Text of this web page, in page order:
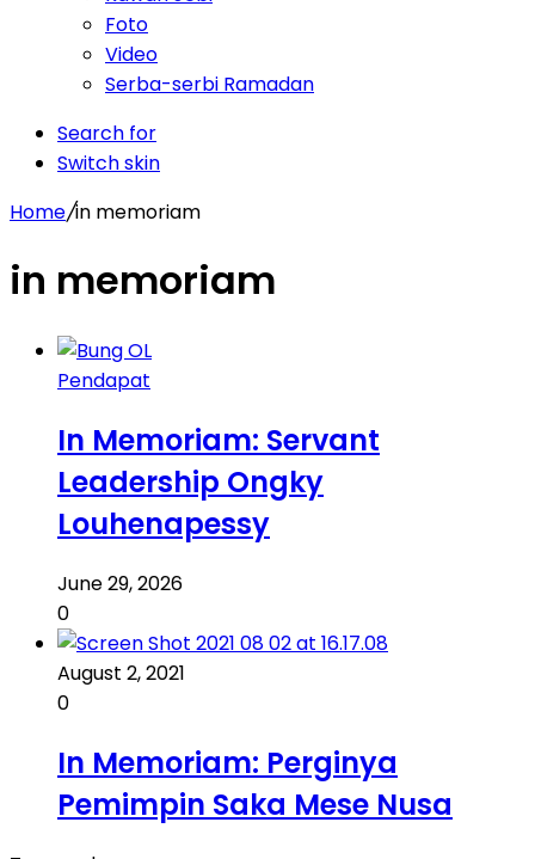
Foto
Video
Serba-serbi Ramadan
Search for
Switch skin
Home/in memoriam
in memoriam
Pendapat
In Memoriam: Servant
Leadership Ongky
Louhenapessy
June 29, 2026
0
August 2, 2021
0
In Memoriam: Perginya
Pemimpin Saka Mese Nusa